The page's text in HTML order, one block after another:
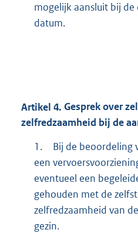
mogelijk aansluit bij
datum.
Artikel 4. Gesprek over
zelfredzaamheid bij de
1.
Bij de beoordeling
een
eventueel een
gehouden met de
zelfredzaamheid van
gezin.